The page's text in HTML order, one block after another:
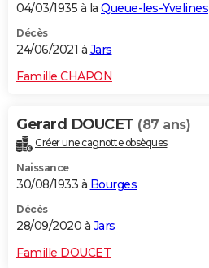
04/03/1935 à la Queue-les-Yvelines
Décès
24/06/2021 à Jars
Famille CHAPON
Gerard DOUCET (87 ans)
Créer une cagnotte obsèques
Naissance
30/08/1933 à Bourges
Décès
28/09/2020 à Jars
Famille DOUCET